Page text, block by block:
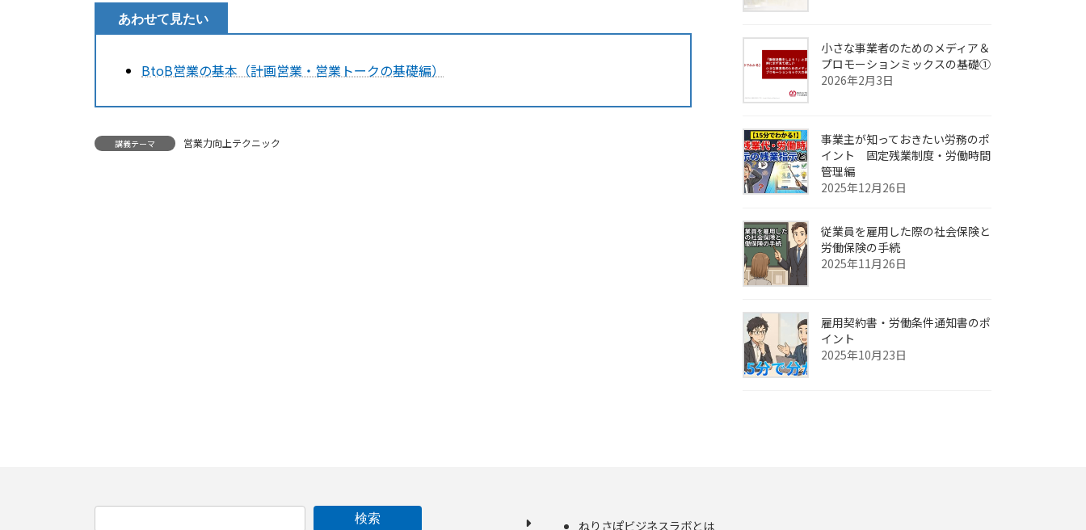
あわせて見たい
BtoB営業の基本（計画営業・営業トークの基礎編）
講義テーマ 営業力向上テクニック
小さな事業者のためのメディア＆
プロモーションミックスの基礎①
2026年2月3日
事業主が知っておきたい労務のポ
イント 固定残業制度・労働時間
管理編
2025年12月26日
従業員を雇用した際の社会保険と
労働保険の手続
2025年11月26日
雇用契約書・労働条件通知書のポ
イント
2025年10月23日
検索 ねりさぽビジネスラボとは